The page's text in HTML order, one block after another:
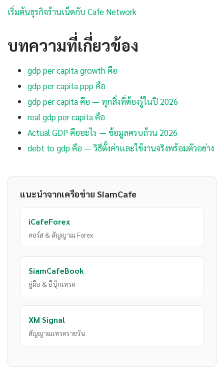
เริ่มต้นธุรกิจร้านเน็ตกับ Cafe Network
บทความที่เกี่ยวข้อง
gdp per capita growth คือ
gdp per capita ppp คือ
gdp per capita คือ — ทุกสิ่งที่ต้องรู้ในปี 2026
real gdp per capita คือ
Actual GDP คืออะไร — ข้อมูลครบถ้วน 2026
debt to gdp คือ — วิธีตั้งค่าและใช้งานจริงพร้อมตัวอย่าง
แนะนำจากเครือข่าย SiamCafe
iCafeForex
คอร์ส & สัญญาณ Forex
SiamCafeBook
คู่มือ & อีบุ๊กเทรด
XM Signal
สัญญาณเทรดรายวัน